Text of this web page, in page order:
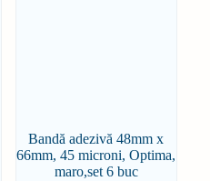
Bandă adezivă 48mm x
66mm, 45 microni, Optima,
maro,set 6 buc